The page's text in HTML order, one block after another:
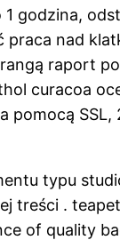
godzina,
nad
raport
curacoa
pomocą SSL,
typu
treści .
of quality